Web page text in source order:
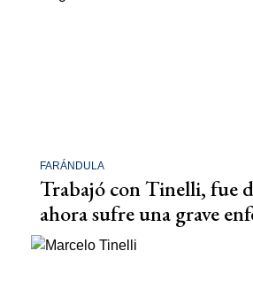
FARÁNDULA
Trabajó con Tinelli, fue
ahora sufre una grave